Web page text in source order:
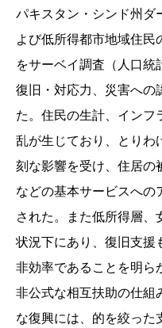
パキスタン・シンド州ダ
よび低所得都市地域住民
をサーベイ調査（人口統
復旧・対応力、災害への
た。住民の生計、インフ
乱が生じており、とりわ
刻な影響を受け、住居の
などの基本サービスへの
された。また低所得層、
状況下にあり、復旧支援
非効率であることを明ら
非公式な相互扶助の仕組
な復興には、的を絞った